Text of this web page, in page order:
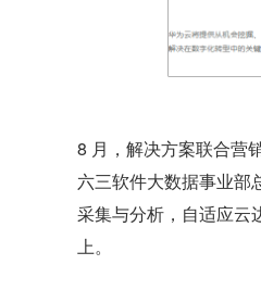
8 月，解决方案联合营
六三软件大数据事业部
采集与分析，自适应云
上。